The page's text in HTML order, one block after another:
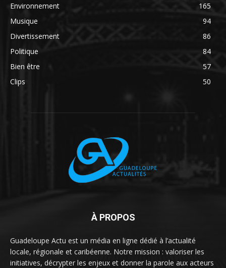
Environnement
165
Musique
94
Divertissement
86
Politique
84
Bien être
57
Clips
50
À PROPOS
Guadeloupe Actu est un média en ligne dédié à l’actualité
locale, régionale et caribéenne. Notre mission : valoriser les
initiatives, décrypter les enjeux et donner la parole aux acteurs